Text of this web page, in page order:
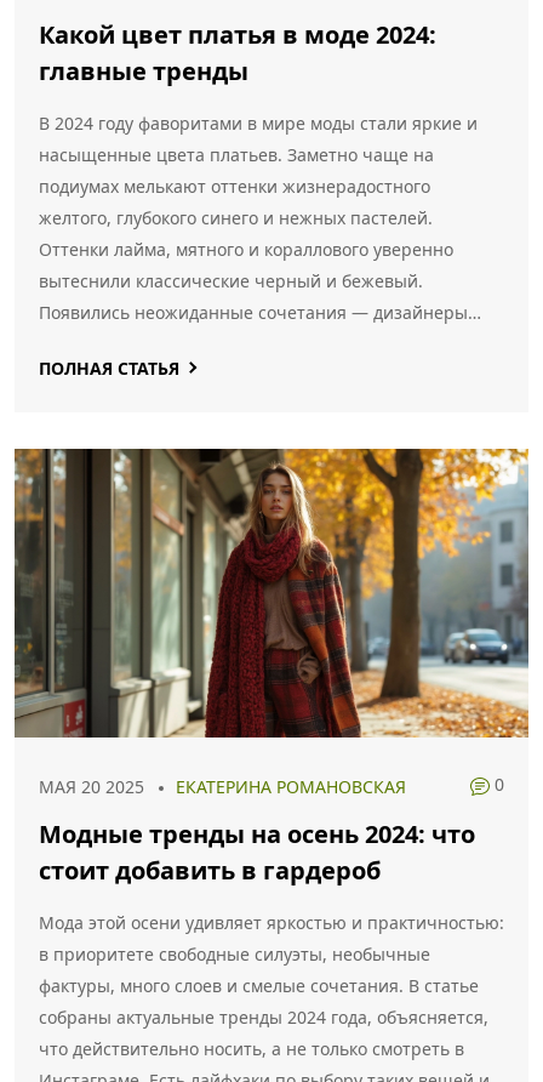
Какой цвет платья в моде 2024:
главные тренды
В 2024 году фаворитами в мире моды стали яркие и
насыщенные цвета платьев. Заметно чаще на
подиумах мелькают оттенки жизнерадостного
желтого, глубокого синего и нежных пастелей.
Оттенки лайма, мятного и кораллового уверенно
вытеснили классические черный и бежевый.
Появились неожиданные сочетания — дизайнеры
одном образе. Такая палитра легко освежит гардероб
ПОЛНАЯ СТАТЬЯ
МАЯ 20 2025 ЕКАТЕРИНА РОМАНОВСКАЯ 0
Модные тренды на осень 2024: что
стоит добавить в гардероб
Мода этой осени удивляет яркостью и практичностью:
в приоритете свободные силуэты, необычные
фактуры, много слоев и смелые сочетания. В статье
собраны актуальные тренды 2024 года, объясняется,
что действительно носить, а не только смотреть в